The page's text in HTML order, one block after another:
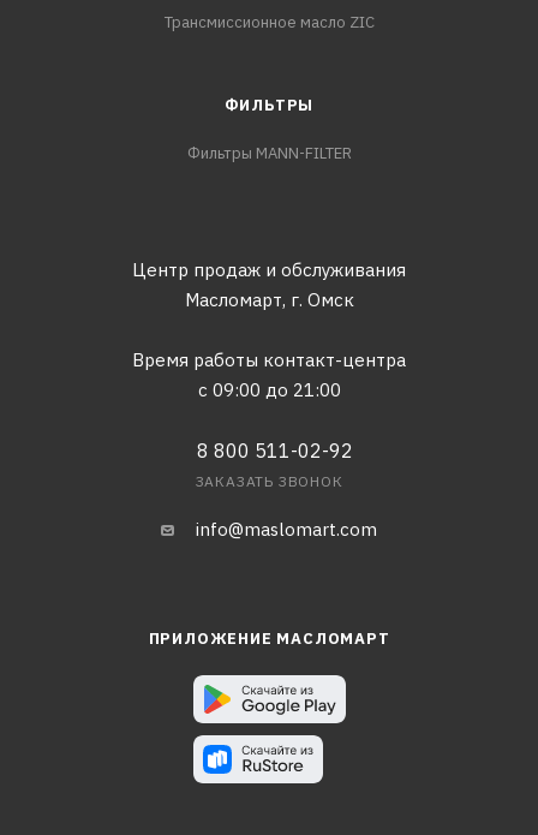
Трансмиссионное масло ZIC
ФИЛЬТРЫ
Фильтры MANN-FILTER
Центр продаж и обслуживания
Масломарт, г. Омск
Время работы контакт-центра
с 09:00 до 21:00
8 800 511-02-92
ЗАКАЗАТЬ ЗВОНОК
info@maslomart.com
ПРИЛОЖЕНИЕ МАСЛОМАРТ